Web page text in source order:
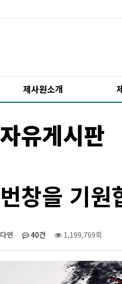
제사원소개
자유게시판
번창을 기원
다연 40건 1,199,769회